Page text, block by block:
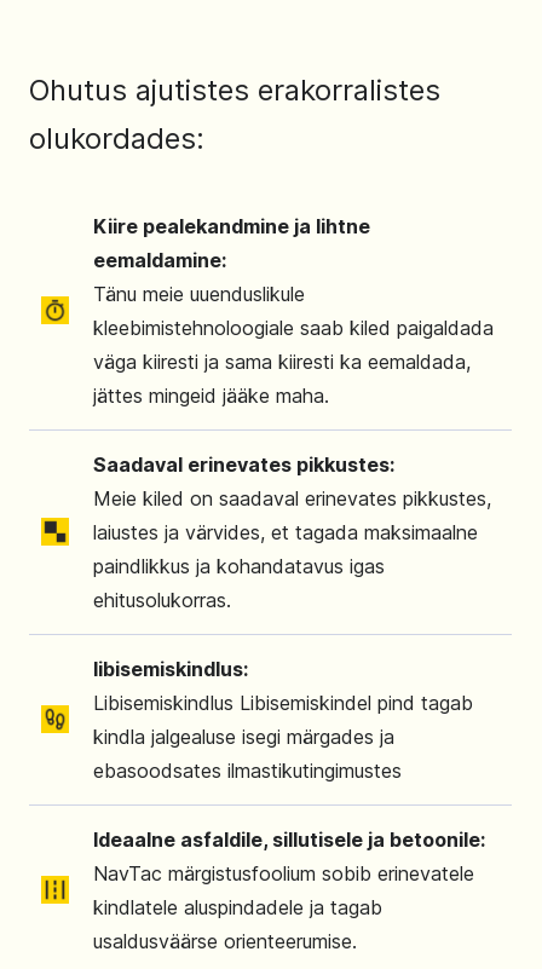
Ohutus ajutistes erakorralistes
olukordades:
Kiire pealekandmine ja lihtne
eemaldamine:
Tänu meie uuenduslikule
kleebimistehnoloogiale saab kiled paigaldada
väga kiiresti ja sama kiiresti ka eemaldada,
jättes mingeid jääke maha.
Saadaval erinevates pikkustes:
Meie kiled on saadaval erinevates pikkustes,
laiustes ja värvides, et tagada maksimaalne
paindlikkus ja kohandatavus igas
ehitusolukorras.
libisemiskindlus:
Libisemiskindlus Libisemiskindel pind tagab
kindla jalgealuse isegi märgades ja
ebasoodsates ilmastikutingimustes
Ideaalne asfaldile, sillutisele ja betoonile:
NavTac märgistusfoolium sobib erinevatele
kindlatele aluspindadele ja tagab
usaldusväärse orienteerumise.